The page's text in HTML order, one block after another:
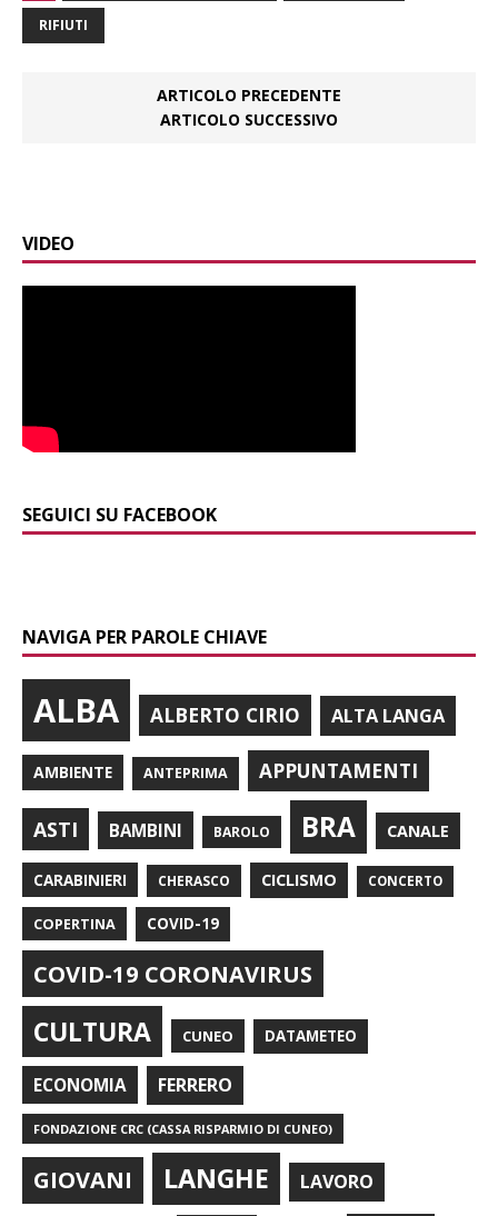
RIFIUTI
ARTICOLO PRECEDENTE
ARTICOLO SUCCESSIVO
VIDEO
SEGUICI SU FACEBOOK
NAVIGA PER PAROLE CHIAVE
ALBA ALBERTO CIRIO ALTA LANGA
AMBIENTE ANTEPRIMA APPUNTAMENTI
ASTI BAMBINI BAROLO BRA CANALE
CARABINIERI CHERASCO CICLISMO CONCERTO
COPERTINA COVID-19
COVID-19 CORONAVIRUS
CULTURA CUNEO DATAMETEO
ECONOMIA FERRERO
FONDAZIONE CRC (CASSA RISPARMIO DI CUNEO)
GIOVANI LANGHE LAVORO